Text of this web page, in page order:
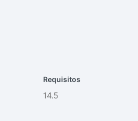
Requisitos
14.5